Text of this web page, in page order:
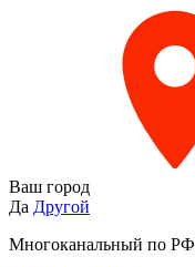
Ваш город
Да Другой
Многоканальный по РФ